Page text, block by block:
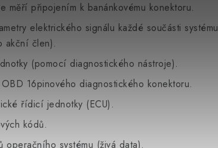
měří připojením k banánkovému konektoru.
elektrického signálu každé součásti systému
akční člen).
(pomocí diagnostického nástroje).
16pinového diagnostického konektoru.
řídicí jednotky (ECU).
kódů.
operačního systému (živá data).